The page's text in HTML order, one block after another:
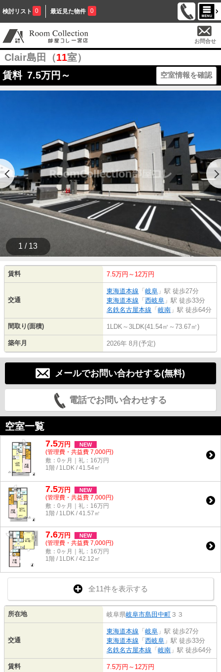
検討リスト 0 最近見た物件 0
お問合せ
Clair島田（11室）
賃料 7.5万円～ 空室情報を確認
1 / 13
賃料 7.5万円～12万円
交通
東海道本線 「 岐阜 」駅 徒歩27分
東海道本線 「 西岐阜 」駅 徒歩33分
名鉄名古屋本線 「 岐南 」駅 徒歩64分
間取り(面積) 1LDK～3LDK(41.54㎡～73.67㎡)
築年月 2026年 8月(予定)
メールでお問い合わせする(無料)
電話でお問い合わせする
空室一覧
7.5万円 NEW
(管理費・共益費 7,000円)
敷：0ヶ月｜礼：16万円
1階 / 1LDK / 41.54㎡
7.5万円 NEW
(管理費・共益費 7,000円)
敷：0ヶ月｜礼：16万円
1階 / 1LDK / 41.57㎡
7.6万円 NEW
(管理費・共益費 7,000円)
敷：0ヶ月｜礼：16万円
1階 / 1LDK / 42.12㎡
全11件を表示する
所在地 岐阜県岐阜市島田中町 ３３
交通
東海道本線 「 岐阜 」駅 徒歩27分
東海道本線 「 西岐阜 」駅 徒歩33分
名鉄名古屋本線 「 岐南 」駅 徒歩64分
賃料 7.5万円～12万円